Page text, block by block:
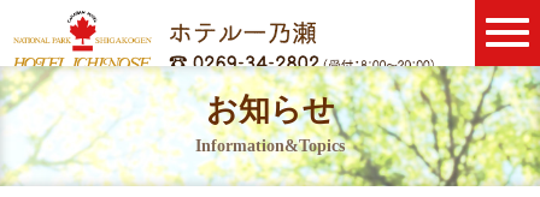
お知らせ
Information&Topics